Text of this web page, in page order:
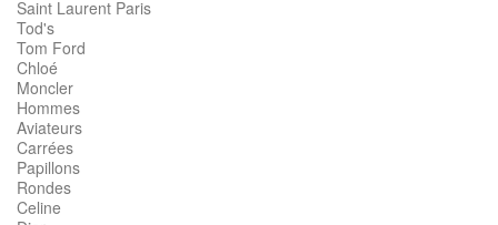
Saint Laurent Paris
Tod's
Tom Ford
Chloé
Moncler
Hommes
Aviateurs
Carrées
Papillons
Rondes
Celine